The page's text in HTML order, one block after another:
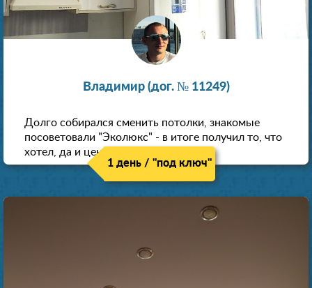
Владимир (дог. № 11249)
Долго собирался сменить потолки, знакомые
посоветовали "Эколюкс" - в итоге получил то, что
хотел, да и цена нормальная.
1 день / "под ключ"